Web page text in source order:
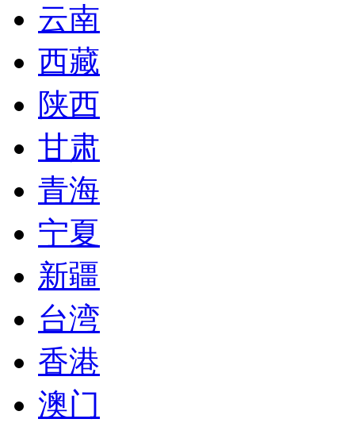
云南
西藏
陕西
甘肃
青海
宁夏
新疆
台湾
香港
澳门